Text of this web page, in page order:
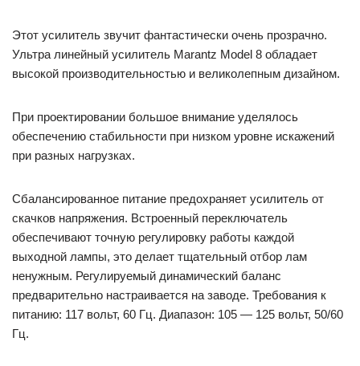
Этот усилитель звучит фантастически очень прозрачно.
Ультра линейный усилитель Marantz Model 8 обладает
высокой производительностью и великолепным дизайном.
При проектировании большое внимание уделялось
обеспечению стабильности при низком уровне искажений
при разных нагрузках.
Сбалансированное питание предохраняет усилитель от
скачков напряжения. Встроенный переключатель
обеспечивают точную регулировку работы каждой
выходной лампы, это делает тщательный отбор лам
ненужным. Регулируемый динамический баланс
предварительно настраивается на заводе. Требования к
питанию: 117 вольт, 60 Гц. Диапазон: 105 — 125 вольт, 50/60
Гц.